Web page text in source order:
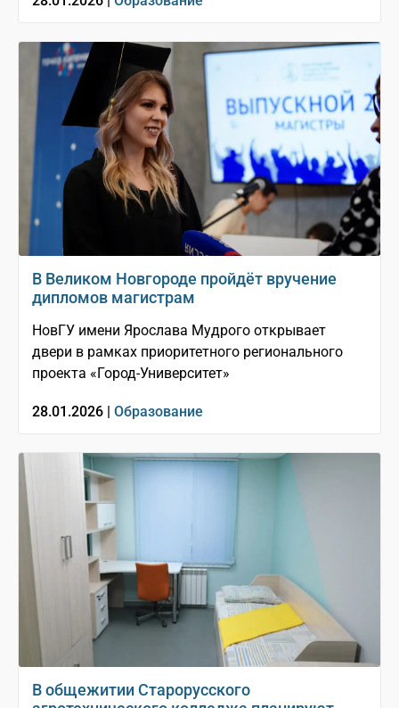
В Великом Новгороде пройдёт вручение
дипломов магистрам
НовГУ имени Ярослава Мудрого открывает
двери в рамках приоритетного регионального
проекта «Город-Университет»
28.01.2026 | Образование
В общежитии Старорусского